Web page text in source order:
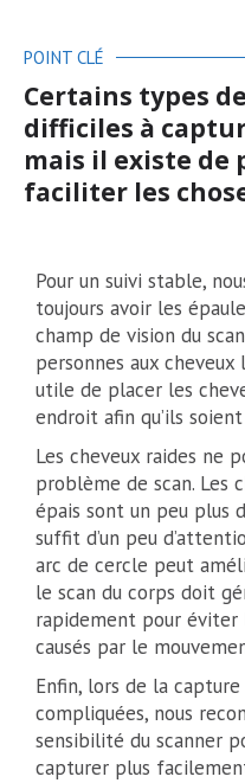
POINT CLÉ
Certains types
difficiles à
mais il existe de
faciliter les
Pour un suivi stable,
toujours avoir les
champ de vision du
personnes aux
utile de placer les
endroit afin qu’ils
Les cheveux raides ne
problème de scan. Les
épais sont un peu plus
suffit d’un peu
arc de cercle peut
le scan du corps doit
rapidement pour éviter
causés par le
Enfin, lors de la
compliquées, nous
sensibilité du scanner
capturer plus